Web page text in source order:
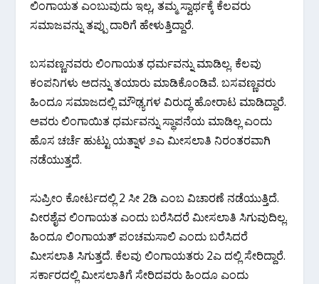
ಲಿಂಗಾಯತ ಎಂಬುವುದು ಇಲ್ಲ, ತಮ್ಮ ಸ್ವಾರ್ಥಕ್ಕೆ ಕೆಲವರು
ಸಮಾಜವನ್ನು ತಪ್ಪು ದಾರಿಗೆ ಹೇಳುತ್ತಿದ್ದಾರೆ.
ಬಸವಣ್ಣನವರು ಲಿಂಗಾಯತ ಧರ್ಮವನ್ನು ಮಾಡಿಲ್ಲ. ಕೆಲವು
ಕಂಪನಿಗಳು ಅದನ್ನು ತಯಾರು ಮಾಡಿಕೊಂಡಿವೆ. ಬಸವಣ್ಣವರು
ಹಿಂದೂ ಸಮಾಜದಲ್ಲಿ ಮೌಢ್ಯಗಳ ವಿರುದ್ಧ ಹೋರಾಟ ಮಾಡಿದ್ದಾರೆ.
ಅವರು ಲಿಂಗಾಯಿತ ಧರ್ಮವನ್ನು ಸ್ಥಾಪನೆಯ ಮಾಡಿಲ್ಲ ಎಂದು
ಹೊಸ ಚರ್ಚೆ ಹುಟ್ಟು ಯತ್ನಾಳ ೨ಎ ಮೀಸಲಾತಿ ನಿರಂತರವಾಗಿ
ನಡೆಯುತ್ತದೆ.
ಸುಪ್ರೀಂ ಕೋರ್ಟದಲ್ಲಿ 2 ಸೀ 2ಡಿ ಎಂಬ ವಿಚಾರಣೆ ನಡೆಯುತ್ತಿದೆ.
ವೀರಶೈವ ಲಿಂಗಾಯತ ಎಂದು ಬರೆಸಿದರೆ ಮೀಸಲಾತಿ ಸಿಗುವುದಿಲ್ಲ.
ಹಿಂದೂ ಲಿಂಗಾಯತ್ ಪಂಚಮಸಾಲಿ ಎಂದು ಬರೆಸಿದರೆ
ಮೀಸಲಾತಿ ಸಿಗುತ್ತದೆ. ಕೆಲವು ಲಿಂಗಾಯತರು 2ಎ ದಲ್ಲಿ ಸೇರಿದ್ದಾರೆ.
ಸರ್ಕಾರದಲ್ಲಿ ಮೀಸಲಾತಿಗೆ ಸೇರಿದವರು ಹಿಂದೂ ಎಂದು